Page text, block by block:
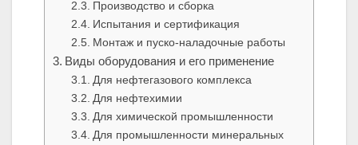
Производство и сборка
Испытания и сертификация
Монтаж и пуско-наладочные работы
Виды оборудования и его применение
Для нефтегазового комплекса
Для нефтехимии
Для химической промышленности
Для промышленности минеральных